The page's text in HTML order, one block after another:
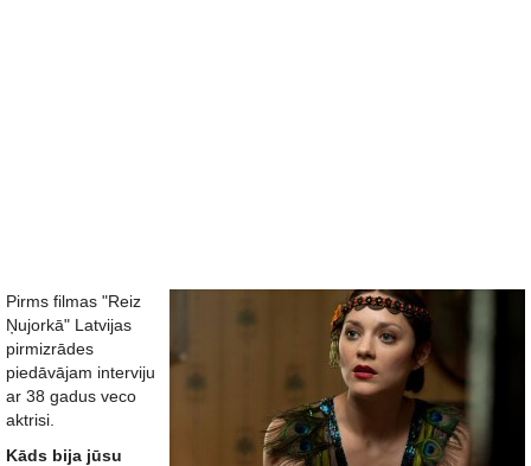
Pirms filmas "Reiz
Ņujorkā" Latvijas
pirmizrādes
piedāvājam interviju
ar 38 gadus veco
aktrisi.
Kāds bija jūsu